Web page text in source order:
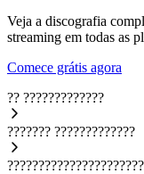
Veja a discografia
streaming em todas as
Comece grátis agora
?? ?????????????
??????? ?????????????